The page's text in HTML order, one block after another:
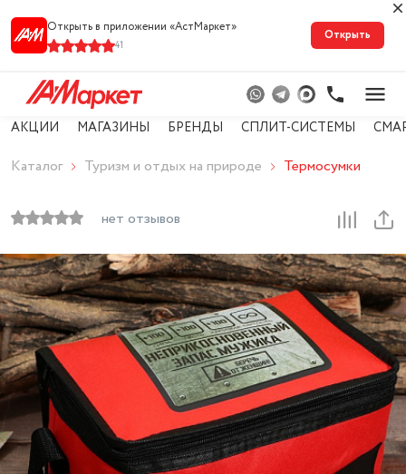
Открыть в приложении «АстМарке‪т‬»
41
Открыть
АКЦИИ МАГАЗИНЫ БРЕНДЫ СПЛИТ-СИСТЕМЫ
Каталог Туризм и отдых на природе Термосумки
нет отзывов